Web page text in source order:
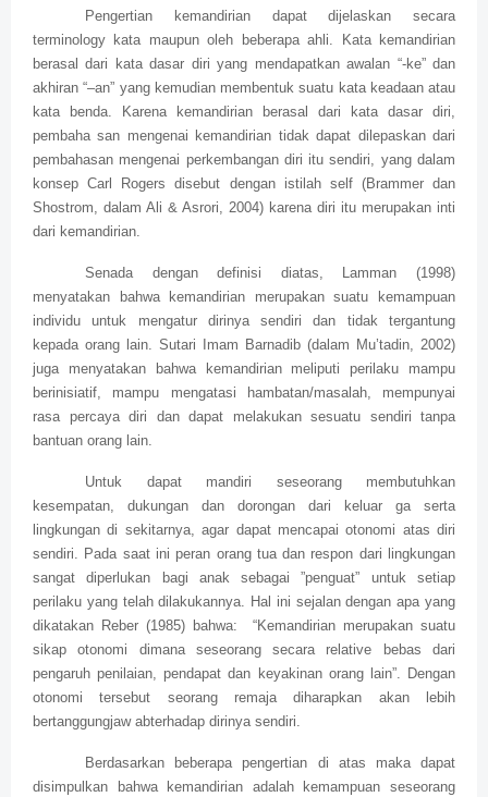
Pengertian kemandirian dapat dijelaskan secara
terminology kata maupun oleh beberapa ahli. Kata kemandirian
berasal dari kata dasar diri yang mendapatkan awalan “-ke” dan
akhiran “–an” yang kemudian membentuk suatu kata keadaan atau
kata benda. Karena kemandirian berasal dari kata dasar diri,
pembaha san mengenai kemandirian tidak dapat dilepaskan dari
pembahasan mengenai perkembangan diri itu sendiri, yang dalam
konsep Carl Rogers disebut dengan istilah self (Brammer dan
Shostrom, dalam Ali & Asrori, 2004) karena diri itu merupakan inti
dari kemandirian.
Senada dengan definisi diatas, Lamman (1998)
menyatakan bahwa kemandirian merupakan suatu kemampuan
individu untuk mengatur dirinya sendiri dan tidak tergantung
kepada orang lain. Sutari Imam Barnadib (dalam Mu’tadin, 2002)
juga menyatakan bahwa kemandirian meliputi perilaku mampu
berinisiatif, mampu mengatasi hambatan/masalah, mempunyai
rasa percaya diri dan dapat melakukan sesuatu sendiri tanpa
bantuan orang lain.
Untuk dapat mandiri seseorang membutuhkan
kesempatan, dukungan dan dorongan dari keluar ga serta
lingkungan di sekitarnya, agar dapat mencapai otonomi atas diri
sendiri. Pada saat ini peran orang tua dan respon dari lingkungan
sangat diperlukan bagi anak sebagai ”penguat” untuk setiap
perilaku yang telah dilakukannya. Hal ini sejalan dengan apa yang
dikatakan Reber (1985) bahwa:
“Kemandirian merupakan suatu
sikap otonomi dimana seseorang secara relative bebas dari
pengaruh penilaian, pendapat dan keyakinan orang lain”. Dengan
otonomi tersebut seorang remaja diharapkan akan lebih
bertanggungjaw abterhadap dirinya sendiri.
Berdasarkan beberapa pengertian di atas maka dapat
disimpulkan bahwa kemandirian adalah kemampuan seseorang